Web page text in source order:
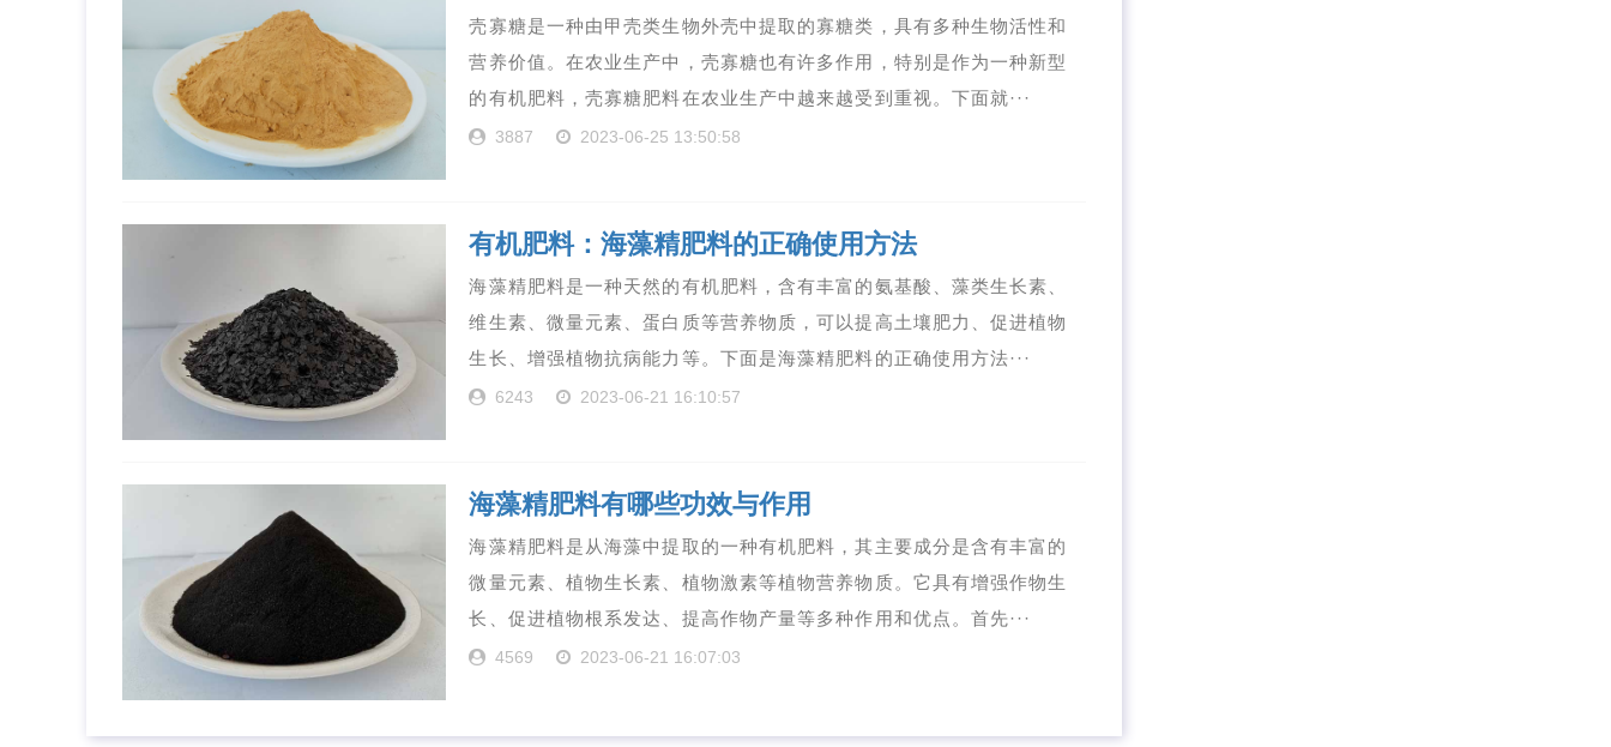
壳寡糖是一种由甲壳类生物外壳中提取的寡糖类，具有多种生物活性和
营养价值。在农业生产中，壳寡糖也有许多作用，特别是作为一种新型
的有机肥料，壳寡糖肥料在农业生产中越来越受到重视。下面就···
3887 2023-06-25 13:50:58
有机肥料：海藻精肥料的正确使用方法
海藻精肥料是一种天然的有机肥料，含有丰富的氨基酸、藻类生长素、
维生素、微量元素、蛋白质等营养物质，可以提高土壤肥力、促进植物
生长、增强植物抗病能力等。下面是海藻精肥料的正确使用方法···
6243 2023-06-21 16:10:57
海藻精肥料有哪些功效与作用
海藻精肥料是从海藻中提取的一种有机肥料，其主要成分是含有丰富的
微量元素、植物生长素、植物激素等植物营养物质。它具有增强作物生
长、促进植物根系发达、提高作物产量等多种作用和优点。首先···
4569 2023-06-21 16:07:03